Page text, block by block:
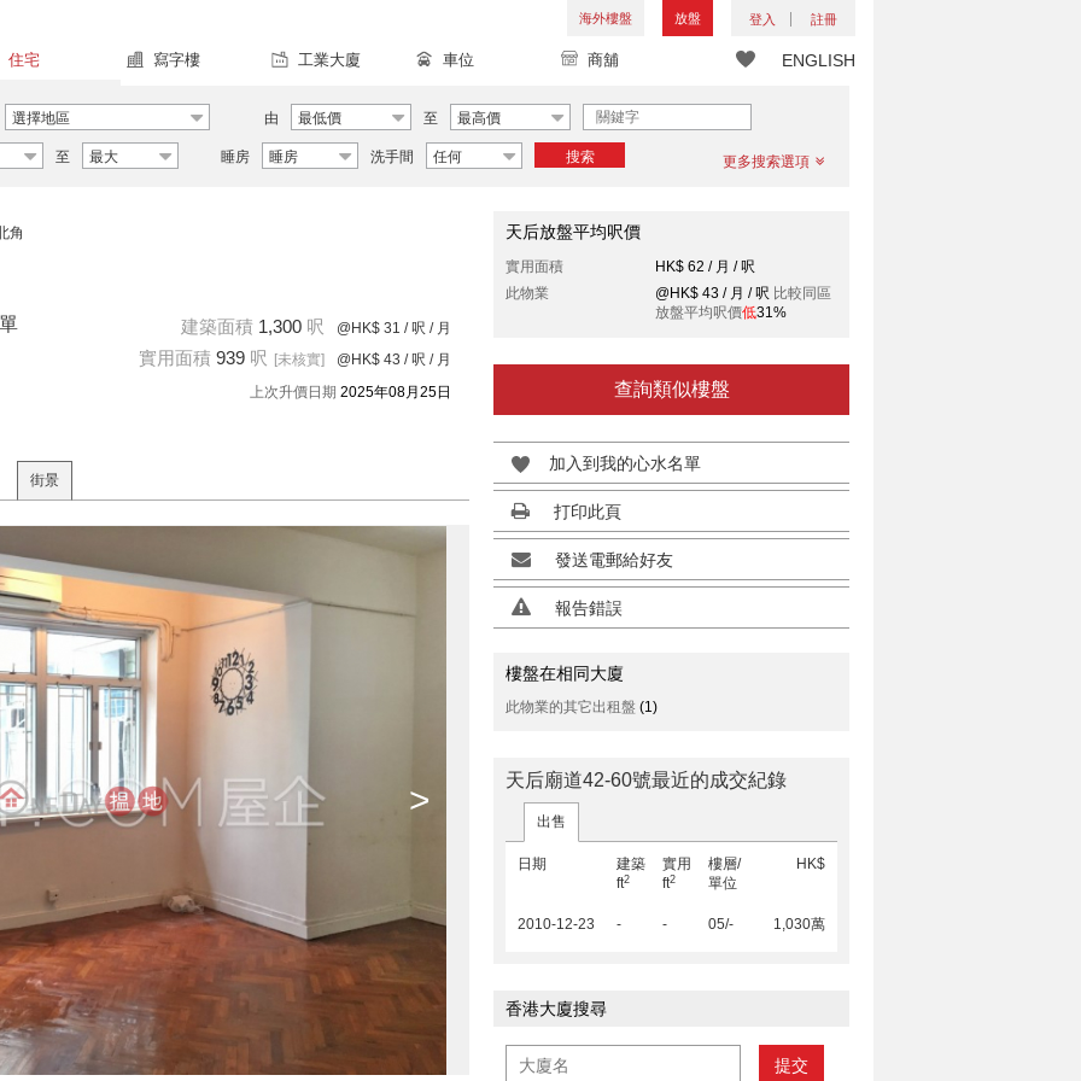
海外樓盤 放盤 登入 註冊
ENGLISH
住宅 寫字樓 工業大廈 車位 商舖
選擇地區 由 最低價 至 最高價
至 最大 睡房 睡房 洗手間 任何 搜索 更多搜索選項
角
建築面積 1,300 呎 @HK$ 31 / 呎 / 月
實用面積 939 呎 [未核實] @HK$ 43 / 呎 / 月
上次升價日期 2025年08月25日
街景
>
天后放盤平均呎價
實用面積
HK$ 62 / 月 / 呎
此物業
@HK$ 43 / 月 / 呎 比較同區
放盤平均呎價低31%
查詢類似樓盤
加入到我的心水名單
打印此頁
發送電郵給好友
報告錯誤
樓盤在相同大廈
此物業的其它出租盤 (1)
天后廟道42-60號最近的成交紀錄
出售
日期
建築
ft2
實用
ft2
樓層/
單位
HK$
2010-12-23 - - 05/- 1,030萬
香港大廈搜尋
提交